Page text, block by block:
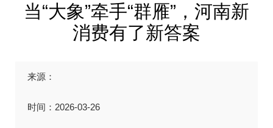
当“大象”牵手“群雁”，河南新
消费有了新答案
来源：
时间：2026-03-26